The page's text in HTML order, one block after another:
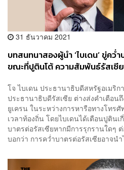
31 ธันวาคม 2021
บทสนทนาสองผู้นำ ‘ไบเดน’ ขู่คว่
ขณะที่ปูตินโต้ ความสัมพันธ์รัสเซี
โจ ไบเดน ประธานาธิบดีสหรัฐอเมริก
ประธานาธิบดีรัสเซีย ต่างส่งคำเตือน
ยูเครน ในระหว่างการหารือทางโทร
เวลาท้องถิ่น โดยไบเดนได้เตือนปูติน
บาตรต่อรัสเซียหากมีการรุกรานใดๆ
บอกว่า การคว่ำบาตรต่อรัสเซียอาจน